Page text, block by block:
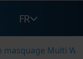
FR
masquage Multi